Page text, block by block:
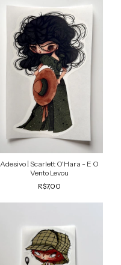
Adesivo | Scarlett O'Hara - E O
Vento Levou
R$7,00